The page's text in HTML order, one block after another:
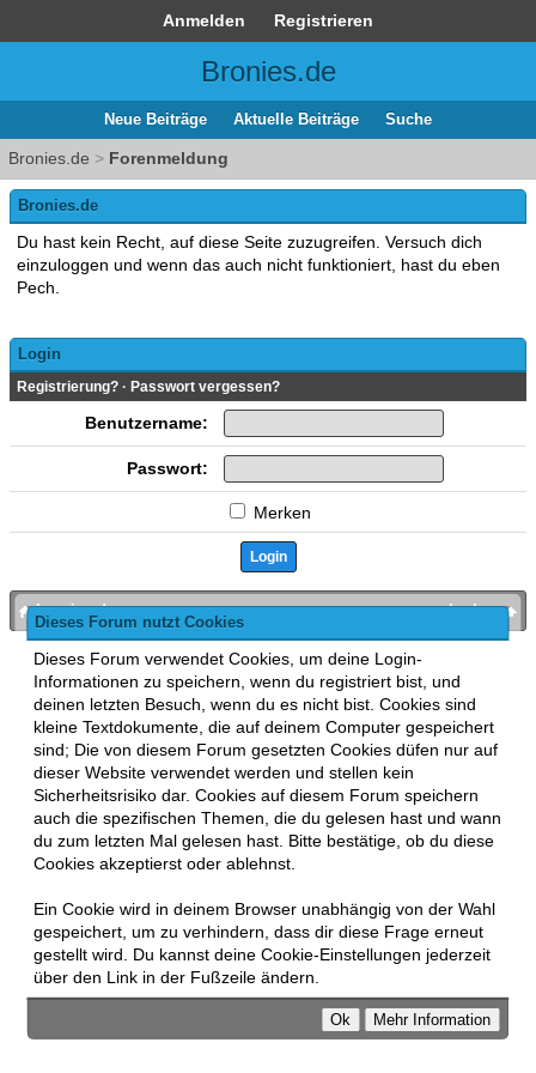
Anmelden Registrieren
Bronies.de
Neue Beiträge Aktuelle Beiträge Suche
Bronies.de > Forenmeldung
Dieses Forum nutzt Cookies
Dieses Forum verwendet Cookies, um deine Login-
Informationen zu speichern, wenn du registriert bist, und
deinen letzten Besuch, wenn du es nicht bist. Cookies sind
kleine Textdokumente, die auf deinem Computer gespeichert
sind; Die von diesem Forum gesetzten Cookies düfen nur auf
dieser Website verwendet werden und stellen kein
Sicherheitsrisiko dar. Cookies auf diesem Forum speichern
auch die spezifischen Themen, die du gelesen hast und wann
du zum letzten Mal gelesen hast. Bitte bestätige, ob du diese
Cookies akzeptierst oder ablehnst.
Ein Cookie wird in deinem Browser unabhängig von der Wahl
gespeichert, um zu verhindern, dass dir diese Frage erneut
gestellt wird. Du kannst deine Cookie-Einstellungen jederzeit
über den Link in der Fußzeile ändern.
Bronies.de
Du hast kein Recht, auf diese Seite zuzugreifen. Versuch dich
einzuloggen und wenn das auch nicht funktioniert, hast du eben
Pech.
Login
Registrierung? · Passwort vergessen?
Benutzername:
Passwort:
Merken
nach oben
bronies.de
MyBB , mobile Fassung: MyBB GoMobile
Zur Desktop-Version wechseln
This forum usesLukasz TkaczMyBB addons.